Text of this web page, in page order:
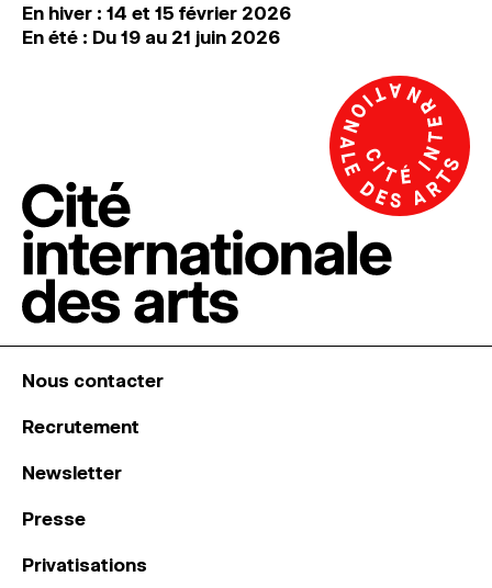
En hiver : 14 et 15 février 2026
En été : Du 19 au 21 juin 2026
Nous contacter
Recrutement
Newsletter
Presse
Privatisations